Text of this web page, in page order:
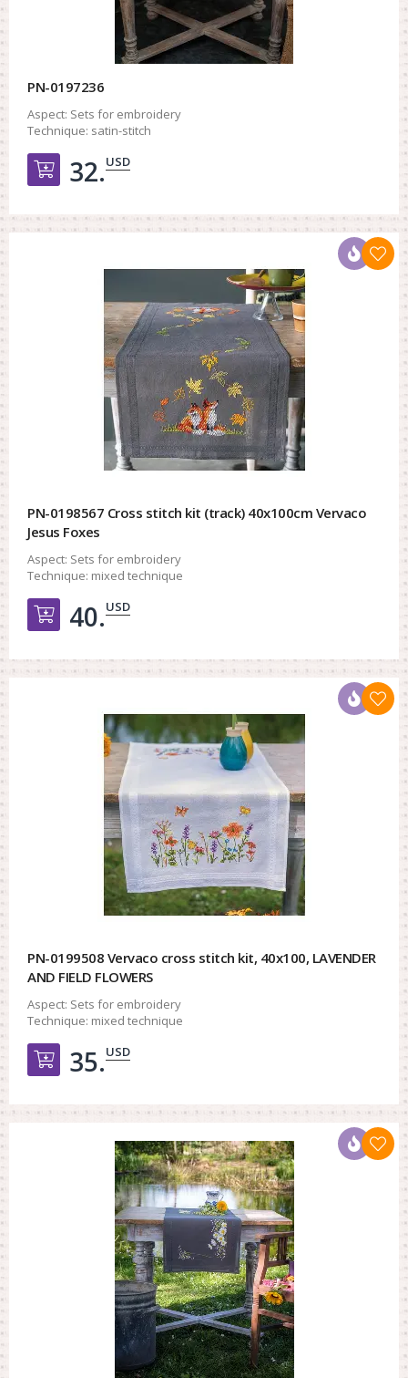
PN-0197236
Aspect: Sets for embroidery
Technique: satin-stitch
Добавить в корзину
32.USD
PN-0198567 Cross stitch kit (track) 40x100cm Vervaco
Jesus Foxes
Aspect: Sets for embroidery
Technique: mixed technique
Добавить в корзину
40.USD
PN-0199508 Vervaco cross stitch kit, 40x100, LAVENDER
AND FIELD FLOWERS
Aspect: Sets for embroidery
Technique: mixed technique
Добавить в корзину
35.USD